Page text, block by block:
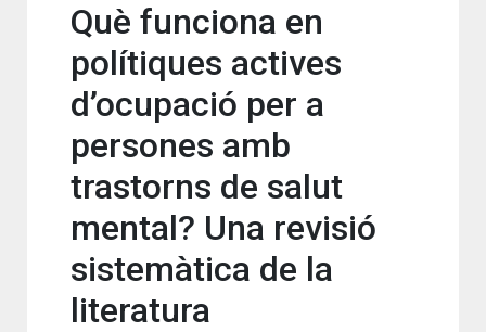
Què funciona en
polítiques actives
d’ocupació per a
persones amb
trastorns de salut
mental? Una revisió
sistemàtica de la
literatura